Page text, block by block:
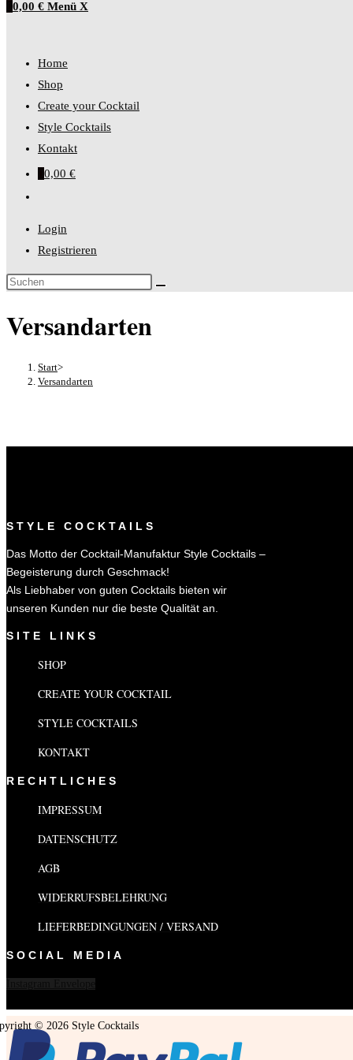
0,00 € Menü X
Home
Shop
Create your Cocktail
Style Cocktails
Kontakt
0,00 €
umschalten
Login
Registrieren
Diese
durchsuchen
Versandarten
Start>
Versandarten
STYLE COCKTAILS
Das Motto der Cocktail-Manufaktur Style Cocktails –
Begeisterung durch Geschmack!
Als Liebhaber von guten Cocktails bieten wir
unseren Kunden nur die beste Qualität an.
SITE LINKS
SHOP
CREATE YOUR COCKTAIL
STYLE COCKTAILS
KONTAKT
RECHTLICHES
IMPRESSUM
DATENSCHUTZ
AGB
WIDERRUFSBELEHRUNG
LIEFERBEDINGUNGEN / VERSAND
SOCIAL MEDIA
© 2026 Style Cocktails